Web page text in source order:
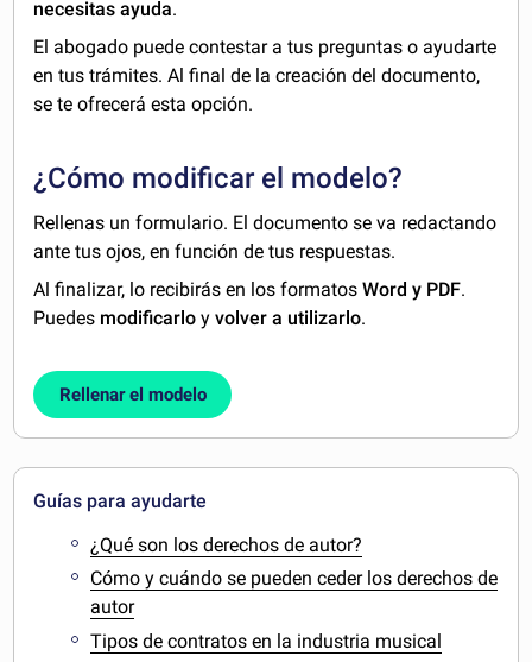
necesitas ayuda.
El abogado puede contestar a tus preguntas o ayudarte
en tus trámites. Al final de la creación del documento,
se te ofrecerá esta opción.
¿Cómo modificar el modelo?
Rellenas un formulario. El documento se va redactando
ante tus ojos, en función de tus respuestas.
Al finalizar, lo recibirás en los formatosWord y PDF.
Puedes modificarlo yvolver a utilizarlo.
Rellenar el modelo
Guías para ayudarte
¿Qué son los derechos de autor?
Cómo y cuándo se pueden ceder los derechos de
autor
Tipos de contratos en la industria musical